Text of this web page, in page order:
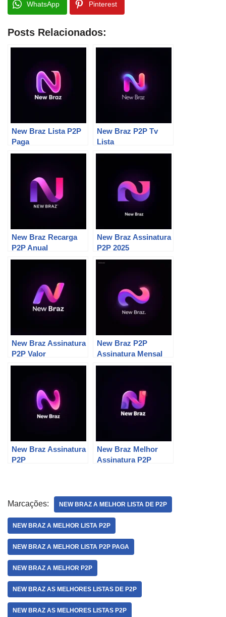
WhatsApp Pinterest
Posts Relacionados:
New Braz Lista P2P
Paga
New Braz P2P Tv
Lista
New Braz Recarga
P2P Anual
New Braz Assinatura
P2P 2025
New Braz Assinatura
P2P Valor
New Braz P2P
Assinatura Mensal
New Braz Assinatura
P2P
New Braz Melhor
Assinatura P2P
Marcações: NEW BRAZ A MELHOR LISTA DE P2P
NEW BRAZ A MELHOR LISTA P2P
NEW BRAZ A MELHOR LISTA P2P PAGA
NEW BRAZ A MELHOR P2P
NEW BRAZ AS MELHORES LISTAS DE P2P
NEW BRAZ AS MELHORES LISTAS P2P